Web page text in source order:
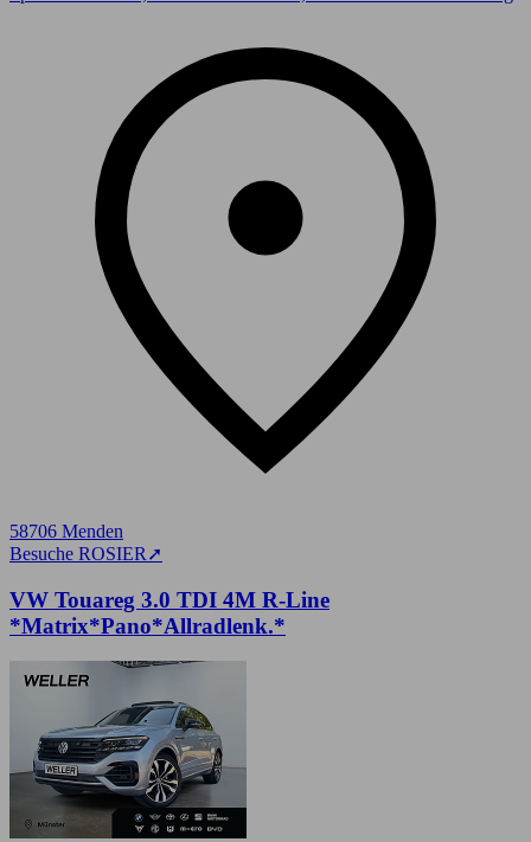
58706 Menden
Besuche ROSIER ➚
VW Touareg 3.0 TDI 4M R-Line
*Matrix*Pano*Allradlenk.*